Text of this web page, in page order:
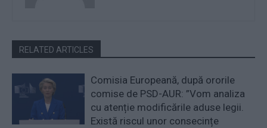
RELATED ARTICLES
Comisia Europeană, după ororile
comise de PSD-AUR: ”Vom analiza
cu atenție modificările aduse legii.
Există riscul unor consecințe